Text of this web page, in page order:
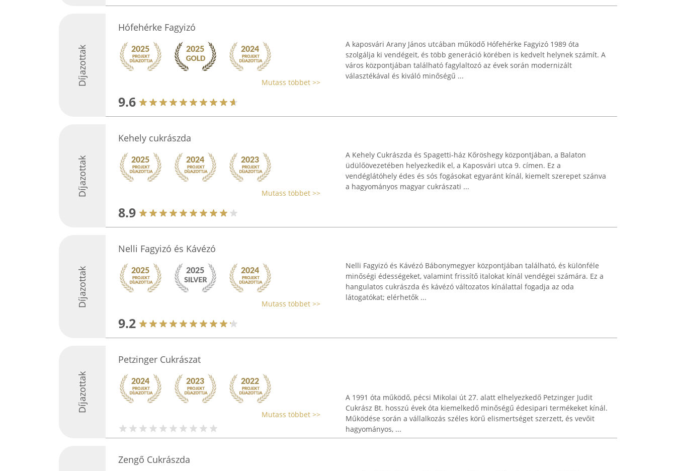
Díjazottak
Hófehérke Fagyizó
Mutass többet >>
9.6
A kaposvári Arany János utcában működő Hófehérke Fagyizó 1989 óta
szolgálja ki vendégeit, és több generáció körében is kedvelt helynek számít. A
város központjában található fagylaltozó az évek során modernizált
választékával és kiváló minőségű ...
Díjazottak
Kehely cukrászda
Mutass többet >>
8.9
A Kehely Cukrászda és Spagetti-ház Kőröshegy központjában, a Balaton
üdülőövezetében helyezkedik el, a Kaposvári utca 9. címen. Ez a
vendéglátóhely édes és sós fogásokat egyaránt kínál, kiemelt szerepet szánva
a hagyományos magyar cukrászati ...
Díjazottak
Nelli Fagyizó és Kávézó
Mutass többet >>
9.2
Nelli Fagyizó és Kávézó Bábonymegyer központjában található, és különféle
minőségi édességeket, valamint frissítő italokat kínál vendégei számára. Ez a
hangulatos cukrászda és kávézó változatos kínálattal fogadja az oda
látogatókat; elérhetők ...
Díjazottak
Petzinger Cukrászat
Mutass többet >>
A 1991 óta működő, pécsi Mikolai út 27. alatt elhelyezkedő Petzinger Judit
Cukrász Bt. hosszú évek óta kiemelkedő minőségű édesipari termékeket kínál.
Működése során a vállalkozás széles körű elismertséget szerzett, és vevőit
hagyományos, ...
Zengő Cukrászda